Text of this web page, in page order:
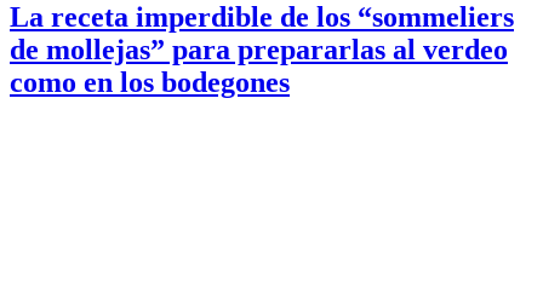
La receta imperdible de los “sommeliers
de mollejas” para prepararlas al verdeo
como en los bodegones